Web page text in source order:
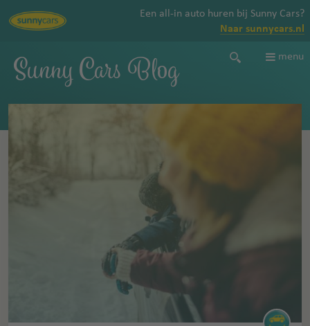
Een all-in auto huren bij Sunny Cars?
Naar sunnycars.nl
Sunny Cars Blog menu